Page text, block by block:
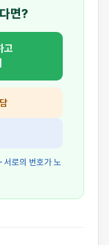
면?
고
로의 번호가 노